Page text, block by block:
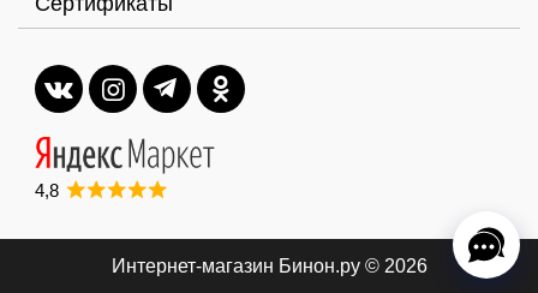
4,8
Интернет-магазин Бинон.ру © 2026